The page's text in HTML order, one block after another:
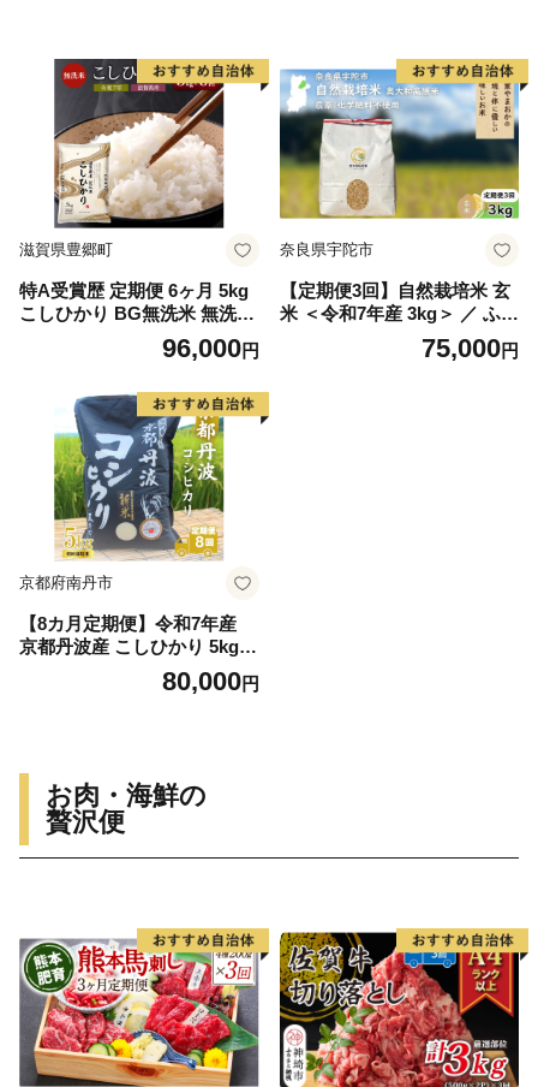
滋賀県豊郷町
特A受賞歴 定期便 6ヶ月 5kg
こしひかり BG無洗米 無洗米
令和7年産 滋賀県産 米 近江
米 コシヒカリ 時短 定期 6回
96,000円
奈良県宇陀市
【定期便3回】自然栽培米 玄
米 ＜令和7年産 3kg＞ ／ ふる
さと納税 無農薬 米 お米 一等
米 こめ コメ 国産 新米 玄米
75,000円
京都府南丹市
【8カ月定期便】令和7年産
京都丹波産 こしひかり 5kg
80,000円
お肉・海鮮の
贅沢便